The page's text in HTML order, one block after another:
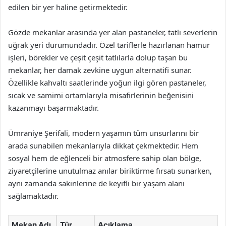
edilen bir yer haline getirmektedir.
Gözde mekanlar arasında yer alan pastaneler, tatlı severlerin
uğrak yeri durumundadır. Özel tariflerle hazırlanan hamur
işleri, börekler ve çeşit çeşit tatlılarla dolup taşan bu
mekanlar, her damak zevkine uygun alternatifi sunar.
Özellikle kahvaltı saatlerinde yoğun ilgi gören pastaneler,
sıcak ve samimi ortamlarıyla misafirlerinin beğenisini
kazanmayı başarmaktadır.
Ümraniye Şerifali, modern yaşamın tüm unsurlarını bir
arada sunabilen mekanlarıyla dikkat çekmektedir. Hem
sosyal hem de eğlenceli bir atmosfere sahip olan bölge,
ziyaretçilerine unutulmaz anılar biriktirme fırsatı sunarken,
aynı zamanda sakinlerine de keyifli bir yaşam alanı
sağlamaktadır.